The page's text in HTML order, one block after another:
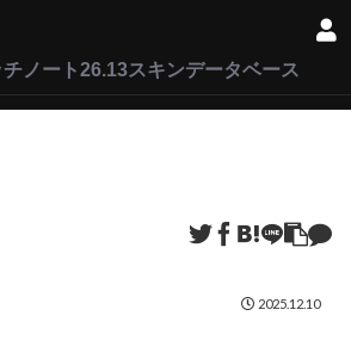
ノート26.13スキンデータベース
2025.12.10